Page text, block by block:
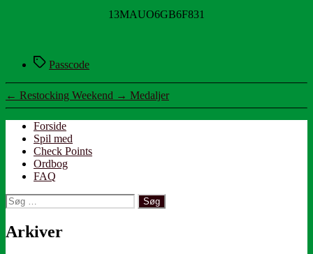
13MAUO6GB6F831
TagsPasscode
← Restocking Weekend → Medaljer
Forside
Spil med
Check Points
Ordbog
FAQ
Søg
efter:
Arkiver